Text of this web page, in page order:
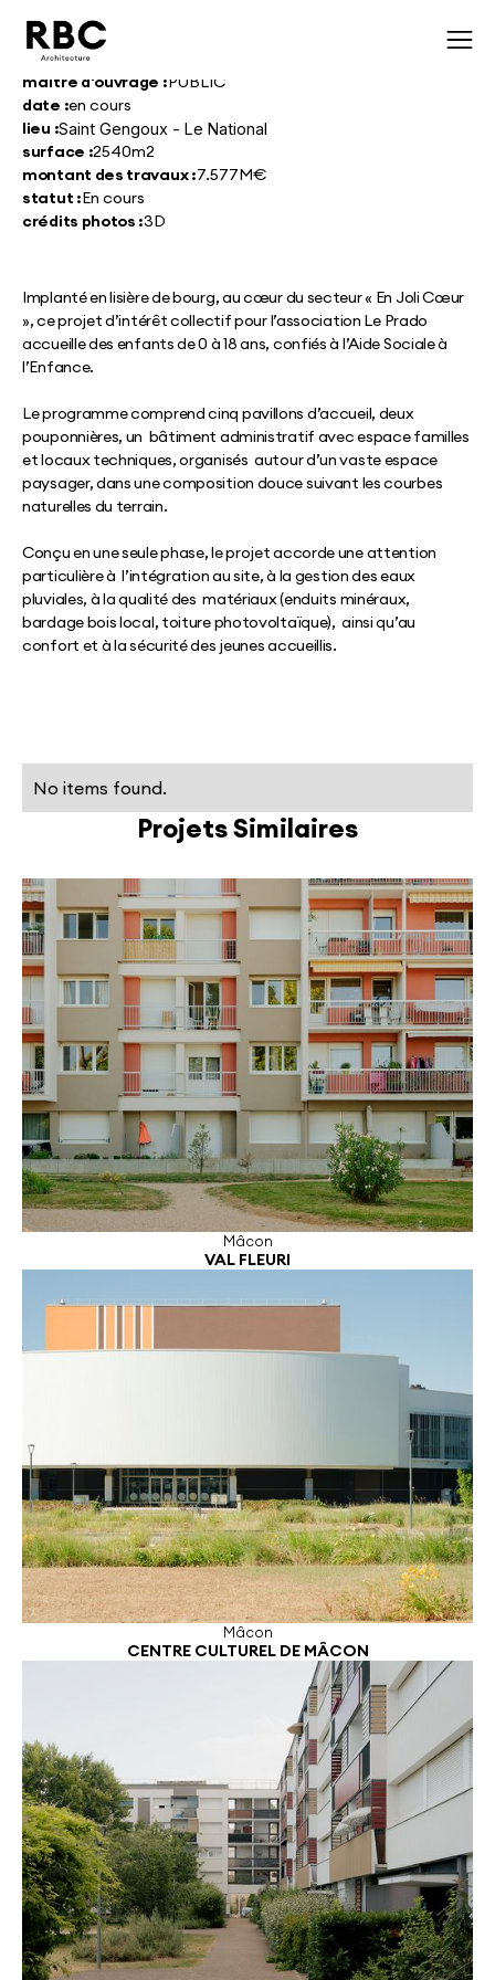
maître d'ouvrage :PUBLIC
date :en cours
lieu :Saint Gengoux - Le National
surface :2540m2
montant des travaux :7.577M€
statut :En cours
crédits photos :3D
Implanté en lisière de bourg, au cœur du secteur « En Joli Cœur
», ce projet d’intérêt collectif pour l’association Le Prado
accueille des enfants de 0 à 18 ans, confiés à l’Aide Sociale à
l’Enfance.
Le programme comprend cinq pavillons d’accueil, deux
pouponnières, un bâtiment administratif avec espace familles
et locaux techniques, organisés autour d’un vaste espace
paysager, dans une composition douce suivant les courbes
naturelles du terrain.
Conçu en une seule phase, le projet accorde une attention
particulière à l’intégration au site, à la gestion des eaux
pluviales, à la qualité des matériaux (enduits minéraux,
bardage bois local, toiture photovoltaïque), ainsi qu’au
confort et à la sécurité des jeunes accueillis.
No items found.
Projets Similaires
Mâcon
VAL FLEURI
Mâcon
CENTRE CULTUREL DE MÂCON